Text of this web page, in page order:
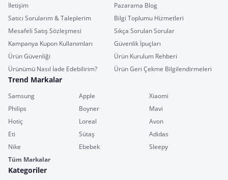
İletişim
Pazarama Blog
Satıcı Sorularım & Taleplerim
Bilgi Toplumu Hizmetleri
Mesafeli Satış Sözleşmesi
Sıkça Sorulan Sorular
Kampanya Kupon Kullanımları
Güvenlik İpuçları
Ürün Güvenliği
Ürün Kurulum Rehberi
Ürünümü Nasıl İade Edebilirim?
Ürün Geri Çekme Bilgilendirmeleri
Trend Markalar
Samsung Apple
Xiaomi
Philips
Boyner
Mavi
Hotiç
Loreal
Avon
Eti
Sütaş
Adidas
Nike
Ebebek
Sleepy
Tüm Markalar
Kategoriler